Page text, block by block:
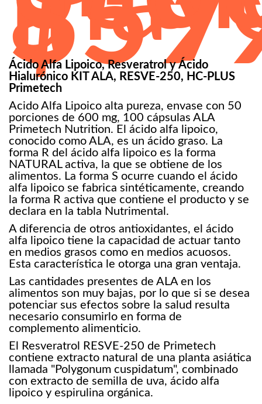
Ácido Alfa Lipoico, Resveratrol y Ácido
Hialurónico KIT ALA, RESVE-250, HC-PLUS
Primetech
Acido Alfa Lipoico alta pureza, envase con 50
porciones de 600 mg, 100 cápsulas ALA
Primetech Nutrition. El ácido alfa lipoico,
conocido como ALA, es un ácido graso. La
forma R del ácido alfa lipoico es la forma
NATURAL activa, la que se obtiene de los
alimentos. La forma S ocurre cuando el ácido
alfa lipoico se fabrica sintéticamente, creando
la forma R activa que contiene el producto y se
declara en la tabla Nutrimental.
A diferencia de otros antioxidantes, el ácido
alfa lipoico tiene la capacidad de actuar tanto
en medios grasos como en medios acuosos.
Esta característica le otorga una gran ventaja.
Las cantidades presentes de ALA en los
alimentos son muy bajas, por lo que si se desea
potenciar sus efectos sobre la salud resulta
necesario consumirlo en forma de
complemento alimenticio.
El Resveratrol RESVE-250 de Primetech
contiene extracto natural de una planta asiática
llamada "Polygonum cuspidatum", combinado
con extracto de semilla de uva, ácido alfa
lipoico y espirulina orgánica.